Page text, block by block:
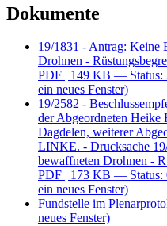
Dokumente
19/1831 - Antrag: Keine
Drohnen -
PDF | 149 KB — Status:
ein neues Fenster)
19/2582 -
der Abgeordneten
Dagdelen, weiterer
LINKE. - Drucksache
bewaffneten Drohnen -
PDF | 173 KB — Status:
ein neues Fenster)
Fundstelle im
neues Fenster)